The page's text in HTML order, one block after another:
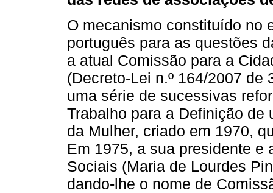
O mecanismo constituído no
português para as questões
a atual Comissão para a
(Decreto-Lei n.º 164/2007
uma série de sucessivas
Trabalho para a Definição
da Mulher, criado em 1970,
Em 1975, a sua presidente e
Sociais (Maria de Lourdes
dando-lhe o nome de